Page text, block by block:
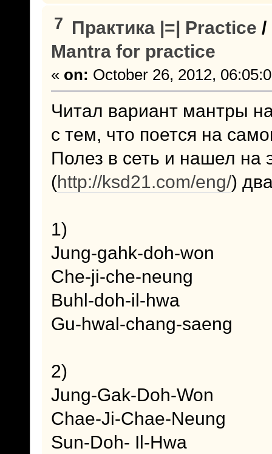
7 Практика |=| Practice /
Mantra for practice
« on: October 26, 2012,
Читал вариант мантры
с тем, что поется на
Полез в сеть и нашел на
(http://ksd21.com/eng/)
1)
Jung-gahk-doh-won
Che-ji-che-neung
Buhl-doh-il-hwa
Gu-hwal-chang-saeng
2)
Jung-Gak-Doh-Won
Chae-Ji-Chae-Neung
Sun-Doh- Il-Hwa